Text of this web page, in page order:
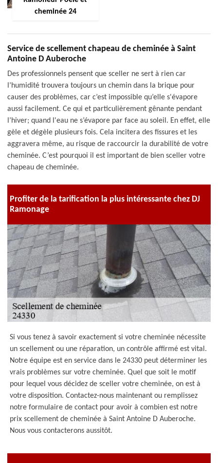
cheminée 24
Service de scellement chapeau de cheminée à Saint
Antoine D Auberoche
Des professionnels pensent que sceller ne sert à rien car
l’humidité trouvera toujours un chemin dans la brique pour
causer des problèmes, car c’est impossible qu’elle s'évapore
aussi facilement. Ce qui et particulièrement gênante pendant
l’hiver; quand l'eau ne s’évapore par face au soleil. En effet, elle
gèle et dégèle plusieurs fois. Cela incitera des fissures et les
aggravera même, au risque de raccourcir la durabilité de votre
cheminée. C’est pourquoi il est important de bien sceller votre
chapeau de cheminée.
Profiter de la tarification la plus intéressante chez DJ
Ramonage
Si vous tenez à savoir exactement si votre cheminée nécessite
un scellement ou une réparation, un contrôle affirmé est vital.
Notre équipe est en service dans le 24330 peut déterminer les
vrais problèmes sur votre cheminée. Quel que soit le motif
pour lequel vous décidez de sceller votre cheminée, on est à
votre disposition. Contactez-nous maintenant ou remplissez
notre formulaire de contact pour avoir à combien est notre
prix scellement de cheminée à Saint Antoine D Auberoche.
Nous vous contacterons aussitôt.